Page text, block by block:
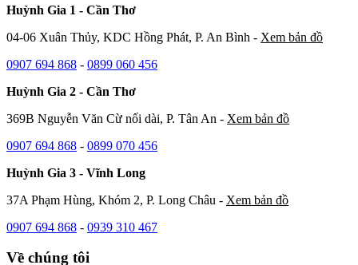
Huỳnh Gia 1 - Cần Thơ
04-06 Xuân Thủy, KDC Hồng Phát, P. An Bình - Xem bản đồ
0907 694 868 - 0899 060 456
Huỳnh Gia 2 - Cần Thơ
369B Nguyễn Văn Cừ nối dài, P. Tân An - Xem bản đồ
0907 694 868 - 0899 070 456
Huỳnh Gia 3 - Vĩnh Long
37A Phạm Hùng, Khóm 2, P. Long Châu - Xem bản đồ
0907 694 868 - 0939 310 467
Về chúng tôi